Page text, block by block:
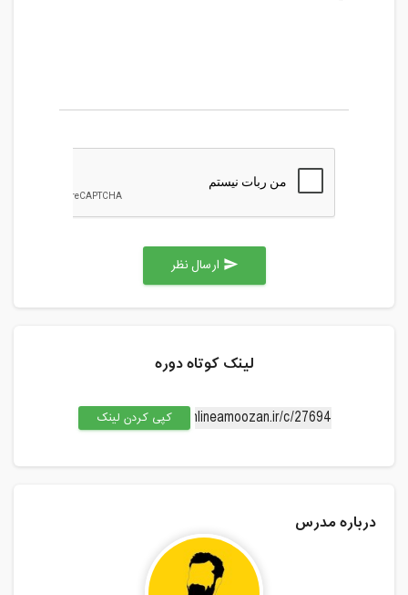
send
لینک کوتاه دوره
کپی کردن لینک
درباره مدرس